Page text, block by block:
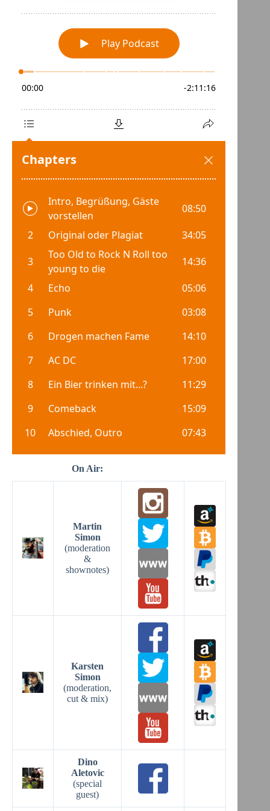
On Air:
Martin
Simon
(moderation
&
shownotes)
Karsten
Simon
(moderation,
cut & mix)
Dino
Aletovic
(special
guest)